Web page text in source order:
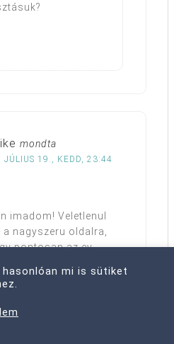
mondta
JÚLIUS 19., KEDD, 23:44
imadom! Veletlenul
a nagyszeru oldalra,
pontosan az ev
mindig is,
:)
mi is sütiket